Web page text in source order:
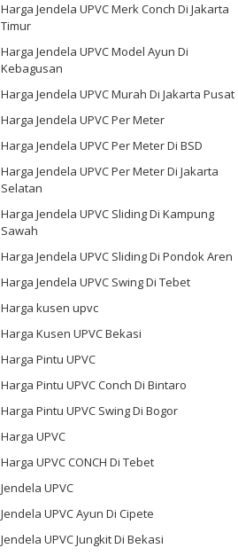
Harga Jendela UPVC Merk Conch Di Jakarta
Timur
Harga Jendela UPVC Model Ayun Di
Kebagusan
Harga Jendela UPVC Murah Di Jakarta Pusat
Harga Jendela UPVC Per Meter
Harga Jendela UPVC Per Meter Di BSD
Harga Jendela UPVC Per Meter Di Jakarta
Selatan
Harga Jendela UPVC Sliding Di Kampung
Sawah
Harga Jendela UPVC Sliding Di Pondok Aren
Harga Jendela UPVC Swing Di Tebet
Harga kusen upvc
Harga Kusen UPVC Bekasi
Harga Pintu UPVC
Harga Pintu UPVC Conch Di Bintaro
Harga Pintu UPVC Swing Di Bogor
Harga UPVC
Harga UPVC CONCH Di Tebet
Jendela UPVC
Jendela UPVC Ayun Di Cipete
Jendela UPVC Jungkit Di Bekasi